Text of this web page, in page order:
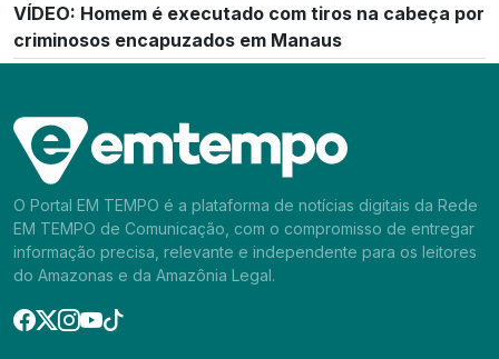
VÍDEO: Homem é executado com tiros na cabeça por
criminosos encapuzados em Manaus
O Portal EM TEMPO é a plataforma de notícias digitais da Rede
EM TEMPO de Comunicação, com o compromisso de entregar
informação precisa, relevante e independente para os leitores
do Amazonas e da Amazônia Legal.